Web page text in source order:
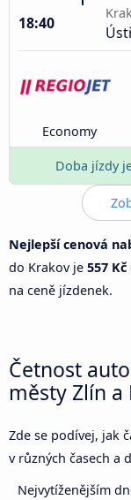
18:40
Economy
Doba jízdy
Nejlepší cenová
do Krakov je 557 Kč
na ceně jízdenek.
Četnost
městy Zlín a
Zde se podívej, jak
v různých časech a
Nejvytíženějším